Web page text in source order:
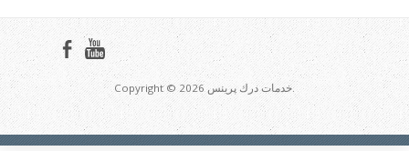
Copyright © 2026 خدمات درك پرينس.